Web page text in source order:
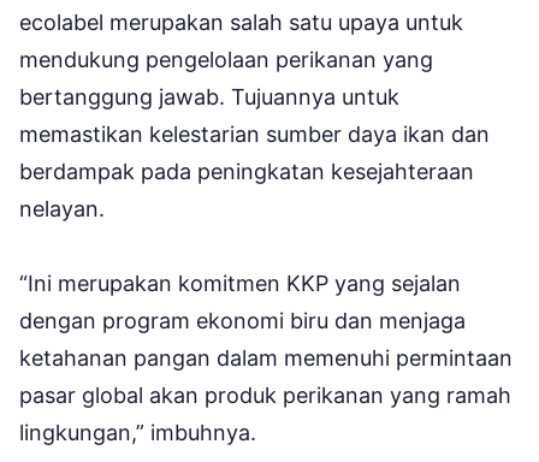
ecolabel merupakan salah satu upaya untuk
mendukung pengelolaan perikanan yang
bertanggung jawab. Tujuannya untuk
memastikan kelestarian sumber daya ikan dan
berdampak pada peningkatan kesejahteraan
nelayan.
“Ini merupakan komitmen KKP yang sejalan
dengan program ekonomi biru dan menjaga
ketahanan pangan dalam memenuhi permintaan
pasar global akan produk perikanan yang ramah
lingkungan,” imbuhnya.